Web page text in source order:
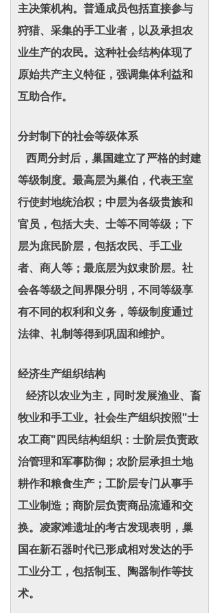
主决策机构。普通成员包括直接参与
狩猎、采集的手工业者，以及承担农
业生产的农民。这种社会结构体现了
原始共产主义特征，强调集体利益和
互助合作。
分封制下的社会等级体系
西周分封后，巢国建立了严格的封建
等级制度。最高层为巢伯，代表王室
行使封地统治权；中层为各级贵族和
官员，包括大夫、士等不同等级；下
层为庶民阶层，包括农民、手工业
者、商人等；最底层为奴隶阶层。社
会各等级之间界限分明，不同等级享
有不同的权利和义务，等级制度通过
法律、礼制等得到巩固和维护。
经济生产组织结构
经济以农业为主，同时发展渔业、畜
牧业和手工业。社会生产组织按照"士
农工商"四民结构组织：士阶层负责政
治管理和军事防御；农阶层承担土地
耕作和粮食生产；工阶层专门从事手
工业制造；商阶层负责商品流通和交
换。凌家滩遗址的考古发现表明，巢
国在新石器时代已形成相对发达的手
工业分工，包括制玉、陶器制作等技
术。